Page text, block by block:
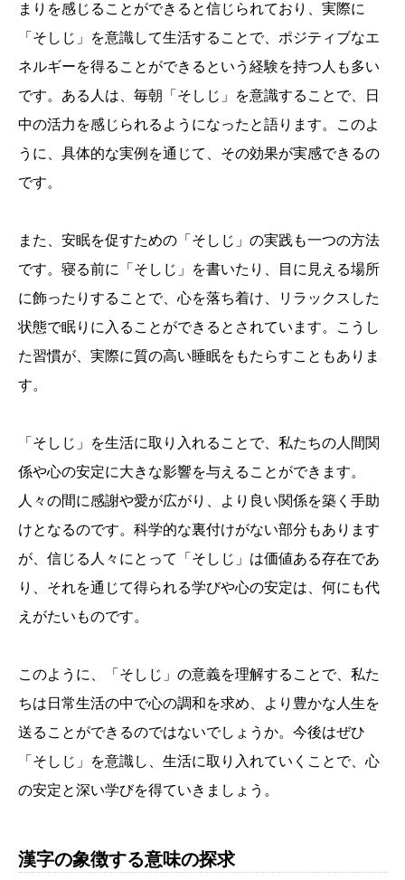
まりを感じることができると信じられており、実際に
「そしじ」を意識して生活することで、ポジティブなエ
ネルギーを得ることができるという経験を持つ人も多い
です。ある人は、毎朝「そしじ」を意識することで、日
中の活力を感じられるようになったと語ります。このよ
うに、具体的な実例を通じて、その効果が実感できるの
です。
また、安眠を促すための「そしじ」の実践も一つの方法
です。寝る前に「そしじ」を書いたり、目に見える場所
に飾ったりすることで、心を落ち着け、リラックスした
状態で眠りに入ることができるとされています。こうし
た習慣が、実際に質の高い睡眠をもたらすこともありま
す。
「そしじ」を生活に取り入れることで、私たちの人間関
係や心の安定に大きな影響を与えることができます。
人々の間に感謝や愛が広がり、より良い関係を築く手助
けとなるのです。科学的な裏付けがない部分もあります
が、信じる人々にとって「そしじ」は価値ある存在であ
り、それを通じて得られる学びや心の安定は、何にも代
えがたいものです。
このように、「そしじ」の意義を理解することで、私た
ちは日常生活の中で心の調和を求め、より豊かな人生を
送ることができるのではないでしょうか。今後はぜひ
「そしじ」を意識し、生活に取り入れていくことで、心
の安定と深い学びを得ていきましょう。
漢字の象徴する意味の探求